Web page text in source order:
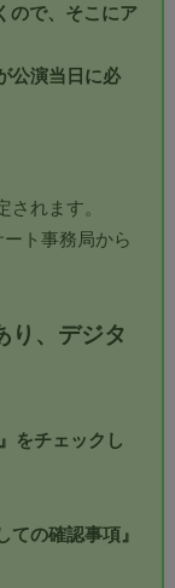
ので、そこにア
公演当日に必
されます。
ート事務局から
り、デジタ
をチェックし
ての確認事項』